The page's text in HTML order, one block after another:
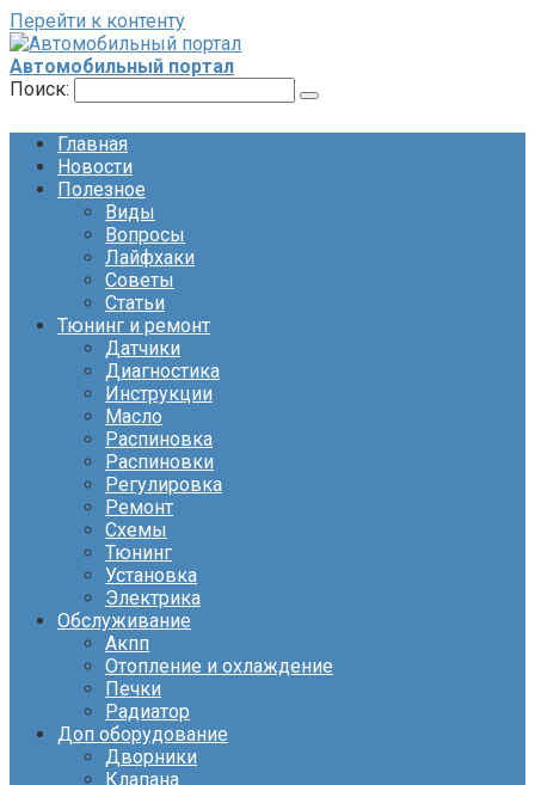
Перейти к контенту
Автомобильный портал
Поиск:
Главная
Новости
Полезное
Виды
Вопросы
Лайфхаки
Советы
Статьи
Тюнинг и ремонт
Датчики
Диагностика
Инструкции
Масло
Распиновка
Распиновки
Регулировка
Ремонт
Схемы
Тюнинг
Установка
Электрика
Обслуживание
Акпп
Отопление и охлаждение
Печки
Радиатор
Доп оборудование
Дворники
Клапана